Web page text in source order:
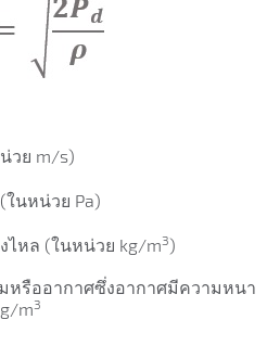
วย m/s)
นหน่วย Pa)
หล (ในหน่วย kg/m3)
หรืออากาศซึ่งอากาศมีความหนา
m3